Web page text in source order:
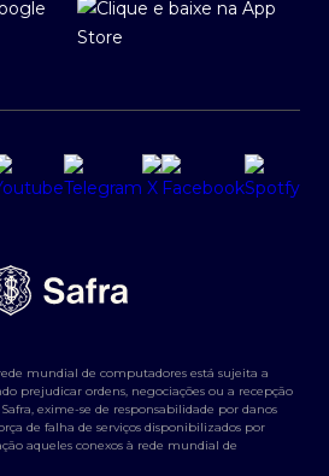
mundial de computadores está sujeita a
prejudicar ordens, negociações ou a recepção
exime-se de responsabilidade por danos
de falha de serviços disponibilizados por
aqueles conexos à rede mundial de